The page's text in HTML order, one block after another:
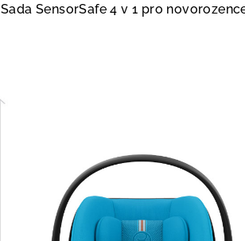
Sada SensorSafe 4 v 1 pro